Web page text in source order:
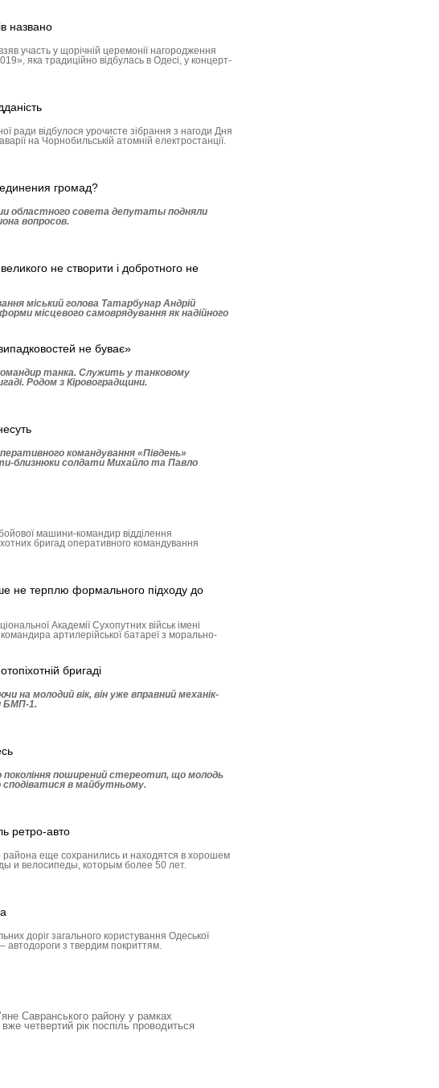
названо
участь у щорічній церемонії нагородження
яка традиційно відбулась в Одесі, у концерт-
ради відбулося урочисте зібрання з нагоди Дня
на Чорнобильській атомній електростанції.
громад?
областного совета депутаты подняли
вопросов.
не створити і добротного не
міський голова Татарбунар Андрій
місцевого самоврядування як надійного
не буває»
танка. Служить у танковому
Родом з Кіровоградщини.
командування «Південь»
близнюки солдати Михайло та Павло
машини-командир відділення
бригад оперативного командування
не терплю формального підходу до
Академії Сухопутних військ імені
артилерійської батареї з морально-
бригаді
на молодий вік, він уже вправний механік-
БМП-1.
поширений стереотип, що молодь
сподіватися в майбутньому.
ретро-авто
района еще сохранились и находятся в хорошем
и велосипеды, которым более 50 лет.
доріг загального користування Одеської
автодороги з твердим покриттям.
Савранського ра­йону у рамках
четвертий рік поспіль проводиться